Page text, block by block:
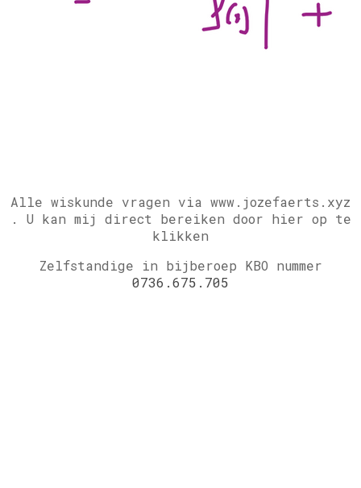
Alle wiskunde vragen via www.jozefaerts.xyz
. U kan mij direct bereiken door hier op te
klikken
Zelfstandige in bijberoep KBO nummer
0736.675.705